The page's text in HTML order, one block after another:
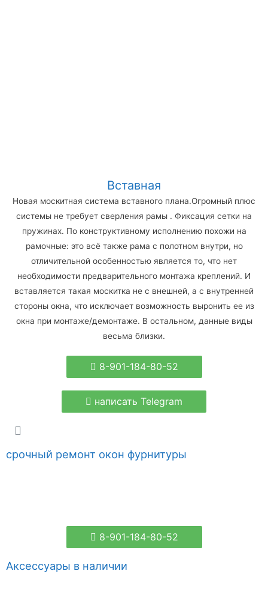
Вставная
Новая москитная система вставного плана.Огромный плюс
системы не требует сверления рамы . Фиксация сетки на
пружинах. По конструктивному исполнению похожи на
рамочные: это всё также рама с полотном внутри, но
отличительной особенностью является то, что нет
необходимости предварительного монтажа креплений. И
вставляется такая москитка не с внешней, а с внутренней
стороны окна, что исключает возможность выронить ее из
окна при монтаже/демонтаже. В остальном, данные виды
весьма близки.
8-901-184-80-52
написать Telegram
Аксессуары в наличии
срочный ремонт окон фурнитуры
8-901-184-80-52